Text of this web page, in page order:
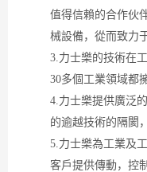
值得信賴的合作伙
械設備，從而致力
3.力士樂的技術在
30多個工業領域都
4.力士樂提供廣泛
的逾越技術的隔閡
5.力士樂為工業及
客戶提供傳動，控